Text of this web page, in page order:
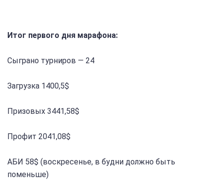
Итог первого дня марафона:
Сыграно турниров — 24
Загрузка 1400,5$
Призовых 3441,58$
Профит 2041,08$
АБИ 58$ (воскресенье, в будни должно быть
поменьше)